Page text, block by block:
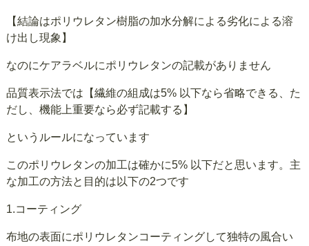
【結論はポリウレタン樹脂の加水分解による劣化による溶
け出し現象】
なのにケアラベルにポリウレタンの記載がありません
品質表示法では【繊維の組成は5% 以下なら省略できる、た
だし、機能上重要なら必ず記載する】
というルールになっています
このポリウレタンの加工は確かに5% 以下だと思います。主
な加工の方法と目的は以下の2つです
1.コーティング
布地の表面にポリウレタンコーティングして独特の風合い